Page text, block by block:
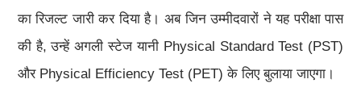
का रिजल्ट जारी कर दिया है। अब जिन उम्मीदवारों ने यह परीक्षा पास
की है, उन्हें अगली स्टेज यानी Physical Standard Test (PST)
और Physical Efficiency Test (PET) के लिए बुलाया जाएगा।